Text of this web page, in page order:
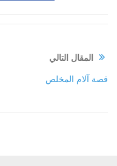
المقال التالي
قصة آلام المخلص